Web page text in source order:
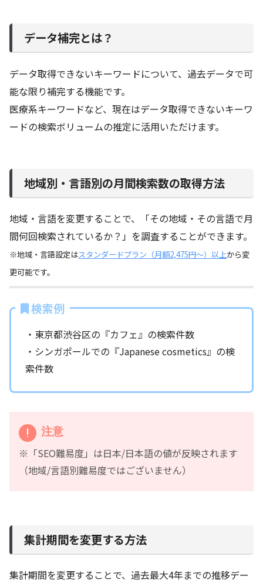
データ補完とは？
データ取得できないキーワードについて、過去データで可
能な限り補完する機能です。
医療系キーワードなど、現在はデータ取得できないキーワ
ードの検索ボリュームの推定に活用いただけます。
地域別・言語別の月間検索数の取得方法
地域・言語を変更することで、「その地域・その言語で月
間何回検索されているか？」を調査することができます。
※地域・言語設定はスタンダードプラン（月額2,475円～）以上から変
更可能です。
検索例
・東京都渋谷区の『カフェ』の検索件数
・シンガポールでの『Japanese cosmetics』の検
索件数
注意
※「SEO難易度」は日本/日本語の値が反映されます
（地域/言語別難易度ではございません）
集計期間を変更する方法
集計期間を変更することで、過去最大4年までの推移デー